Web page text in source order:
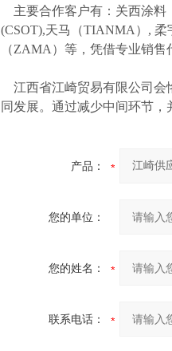
主要合作客户有：关西涂料
(CSOT),天马（TIANMA）, 柔
（ZAMA）等，凭借专业销
江西省江崎贸易有限公司会
同发展。通过减少中间环节，
产品：
您的单位：
您的姓名：
联系电话：